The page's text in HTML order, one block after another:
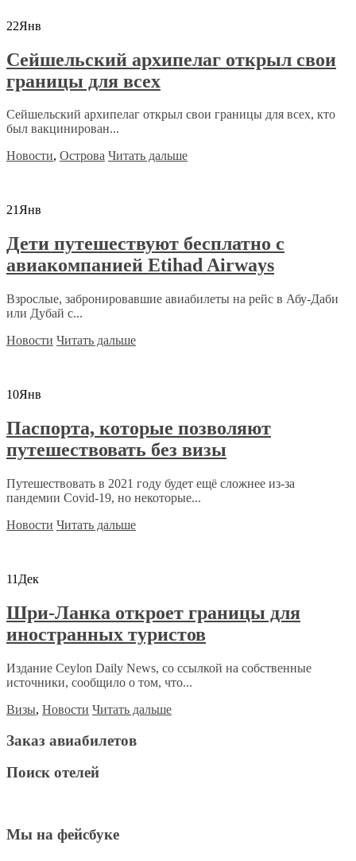
22Янв
Сейшельский архипелаг открыл свои
границы для всех
Сейшельский архипелаг открыл свои границы для всех, кто
был вакцинирован...
Новости, Острова Читать дальше
21Янв
Дети путешествуют бесплатно с
авиакомпанией Etihad Airways
Взрослые, забронировавшие авиабилеты на рейс в Абу-Даби
или Дубай с...
Новости Читать дальше
10Янв
Паспорта, которые позволяют
путешествовать без визы
Путешествовать в 2021 году будет ещё сложнее из-за
пандемии Covid-19, но некоторые...
Новости Читать дальше
11 Дек
Шри-Ланка откроет границы для
иностранных туристов
Издание Ceylon Daily News, со ссылкой на собственные
источники, сообщило о том, что...
Визы, Новости Читать дальше
Заказ авиабилетов
Поиск отелей
Мы на фейсбуке